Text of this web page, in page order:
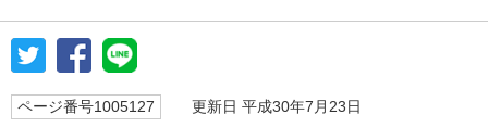
ページ番号1005127 更新日 平成30年7月23日